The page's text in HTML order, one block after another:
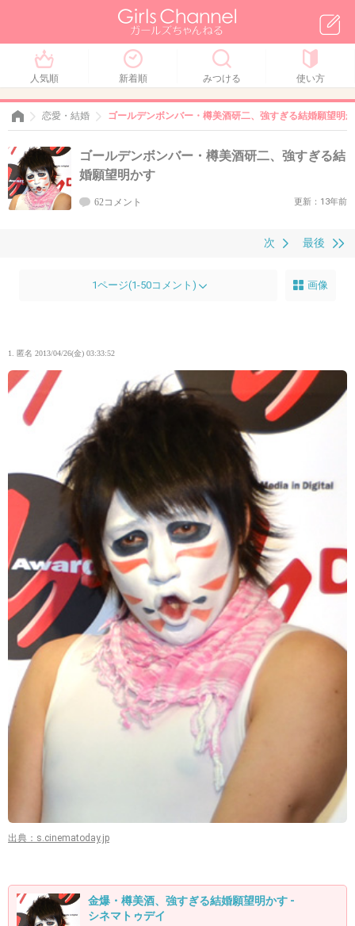
人気順 新着順 みつける 使い方
恋愛・結婚 ゴールデンボンバー・樽美酒研二、強すぎる結婚願望明
ゴールデンボンバー・樽美酒研二、強すぎる結
婚願望明かす
62コメント 更新：13年前
最後
次
1ページ(1-50コメント) 画像
1. 匿名 2013/04/26(金) 03:33:52
出典：s.cinematoday.jp
金爆・樽美酒、強すぎる結婚願望明かす -
シネマトゥデイ